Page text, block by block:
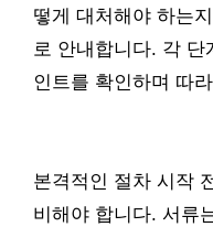
떻게 대처해야 하는
로 안내합니다. 각 단
인트를 확인하며 따
본격적인 절차 시작
비해야 합니다. 서류